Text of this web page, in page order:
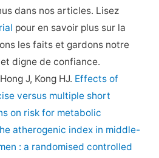
dans nos articles. Lisez
pour en savoir plus sur la
les faits et gardons notre
digne de confiance.
J, Kong HJ. Effects of
versus multiple short
on risk for metabolic
atherogenic index in middle-
: a randomised controlled